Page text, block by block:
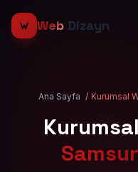
Web Dizayn
Ana Sayfa / Kurumsal